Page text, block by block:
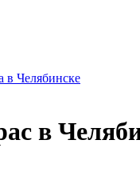
в Челябинске
в